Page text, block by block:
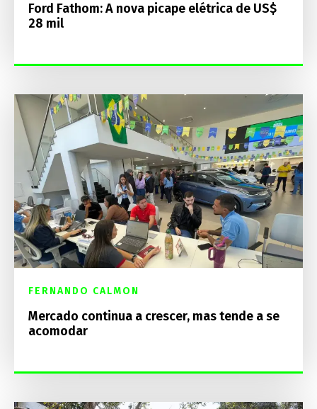
Ford Fathom: A nova picape elétrica de US$
28 mil
FERNANDO CALMON
Mercado continua a crescer, mas tende a se
acomodar